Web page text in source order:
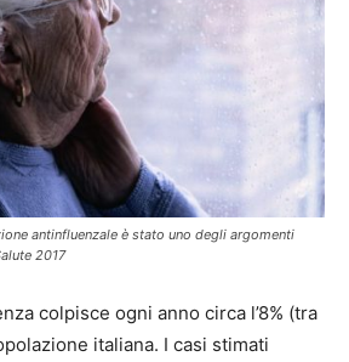
antinfluenzale è stato uno degli argomenti
2017
colpisce ogni anno circa l’8% (tra
italiana. I casi stimati